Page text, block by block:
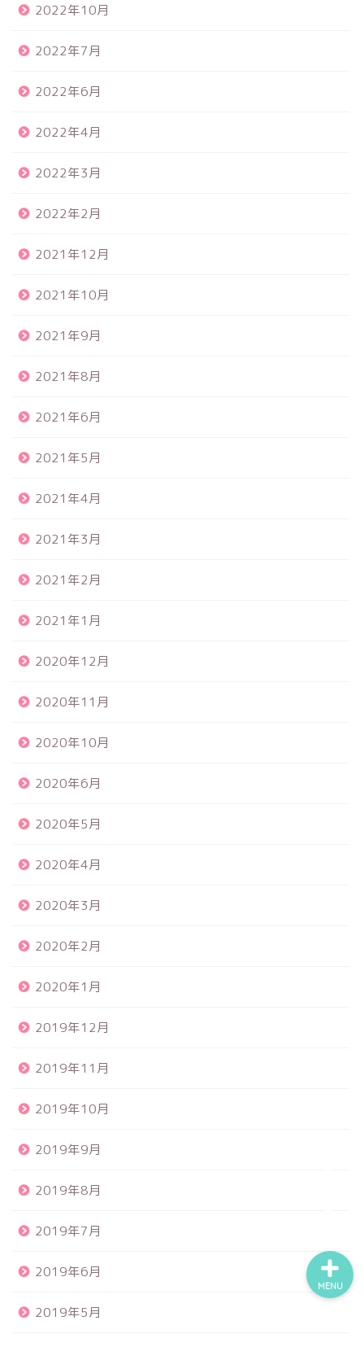
2022年10月
2022年7月
2022年6月
2022年4月
2022年3月
2022年2月
2021年12月
2021年10月
2021年9月
2021年8月
2021年6月
2021年5月
2021年4月
2021年3月
2021年2月
2021年1月
2020年12月
2020年11月
2020年10月
2020年6月
2020年5月
2020年4月
2020年3月
2020年2月
2020年1月
2019年12月
2019年11月
2019年10月
2019年9月
2019年8月
2019年7月
2019年6月
2019年5月
MENU